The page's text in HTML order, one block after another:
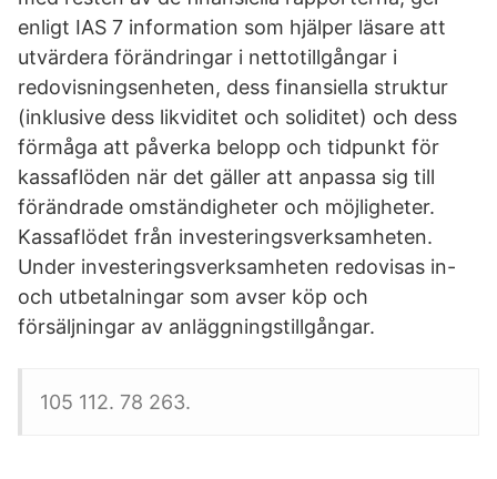
enligt IAS 7 information som hjälper läsare att
utvärdera förändringar i nettotillgångar i
redovisningsenheten, dess finansiella struktur
(inklusive dess likviditet och soliditet) och dess
förmåga att påverka belopp och tidpunkt för
kassaflöden när det gäller att anpassa sig till
förändrade omständigheter och möjligheter.
Kassaflödet från investeringsverksamheten.
Under investeringsverksamheten redovisas in-
och utbetalningar som avser köp och
försäljningar av anläggningstillgångar.
105 112. 78 263.